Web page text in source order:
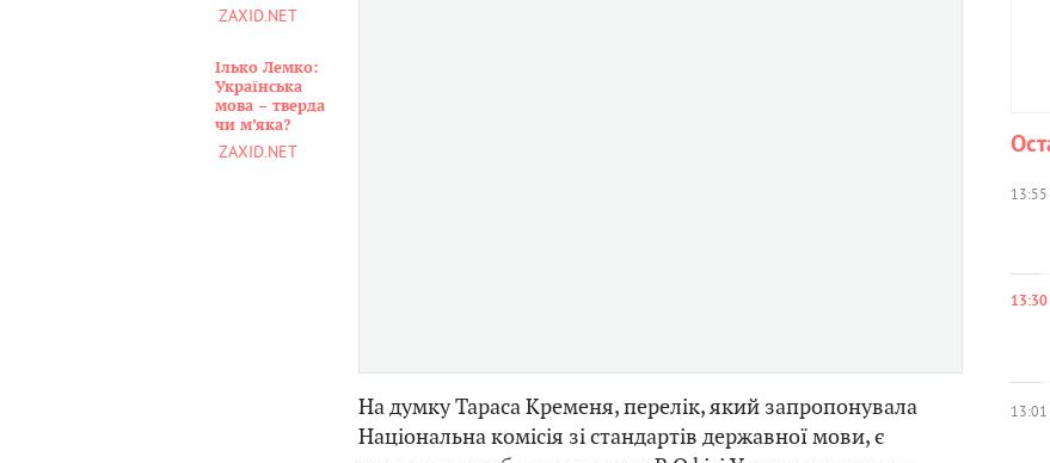
ZAXID.NET
Ілько Лемко:
Українська
мова – тверда
чи м’яка?
ZAXID.NET
На думку Тараса Кременя, перелік, який запропонувала
Національна комісія зі стандартів державної мови, є
13:55
13:30
13:01